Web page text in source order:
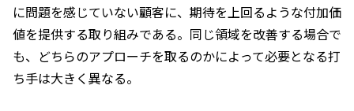
に問題を感じていない顧客に、期待を上回るような付加価
値を提供する取り組みである。同じ領域を改善する場合で
も、どちらのアプローチを取るのかによって必要となる打
ち手は大きく異なる。